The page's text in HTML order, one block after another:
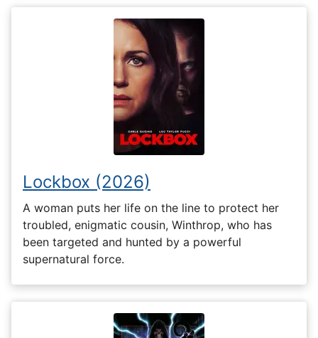
Lockbox (2026)
A woman puts her life on the line to protect her
troubled, enigmatic cousin, Winthrop, who has
been targeted and hunted by a powerful
supernatural force.